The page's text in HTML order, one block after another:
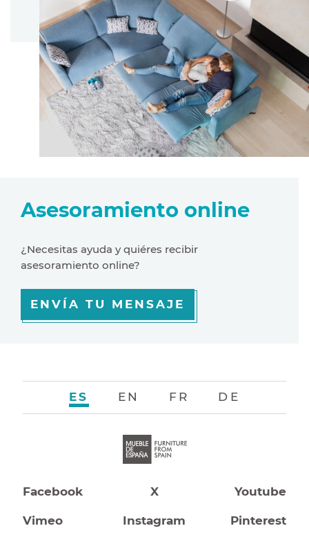
Asesoramiento online
¿Necesitas ayuda y quiéres recibir
asesoramiento online?
ENVÍA TU MENSAJE
Facebook X Youtube
Vimeo Instagram Pinterest
ES EN FR DE